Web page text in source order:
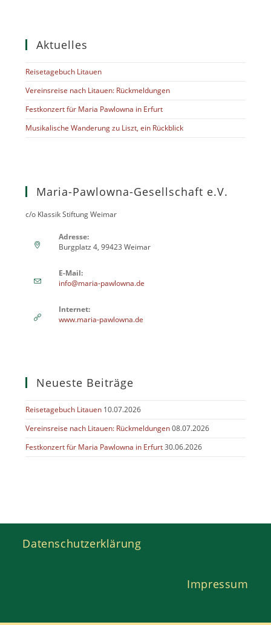
Aktuelles
Reisetagebuch Litauen
Vereinsreise nach Litauen: Rückmeldungen
Festkonzert für Maria Pawlowna in Erfurt
Musikalische Wanderung zu Liszt, ein Rückblick
Maria-Pawlowna-Gesellschaft e.V.
c/o Klassik Stiftung Weimar
Adresse:
Burgplatz 4, 99423 Weimar
E-Mail:
info@maria-pawlowna.de
Internet:
www.maria-pawlowna.de
Neueste Beiträge
Reisetagebuch Litauen 10.07.2026
Vereinsreise nach Litauen: Rückmeldungen 08.07.2026
Festkonzert für Maria Pawlowna in Erfurt 30.06.2026
Datenschutzerklärung
Impressum